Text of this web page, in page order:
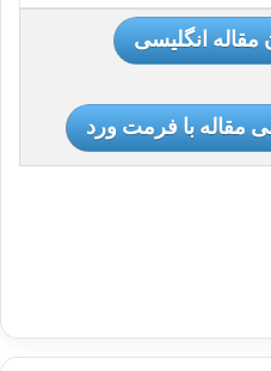
مقاله انگلیسی
مقاله با فرمت ورد